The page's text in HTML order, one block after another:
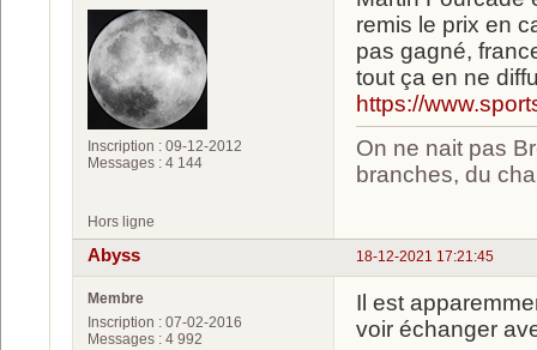
Inscription : 09-12-2012
Messages : 4 144
remis le prix en
pas gagné,
tout ça en ne
https://
On ne nait pas
branches, du
Hors ligne
18-12-2021 17:21:45
Abyss
Membre
Inscription : 07-02-2016
Messages : 4 992
Il est
voir échanger